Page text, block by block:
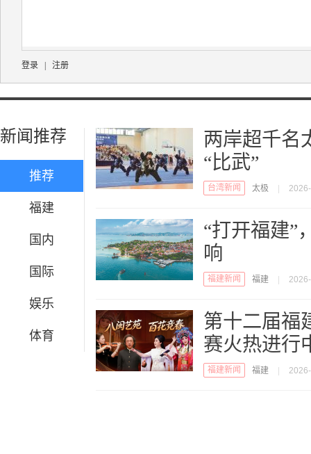
登录 注册
新闻推荐
推荐
福建
国内
国际
娱乐
体育
两岸超千名
“比武”
台湾新闻 太极
“打开福建”
响
福建新闻 福建
第十二届福
赛火热进行
福建新闻 福建